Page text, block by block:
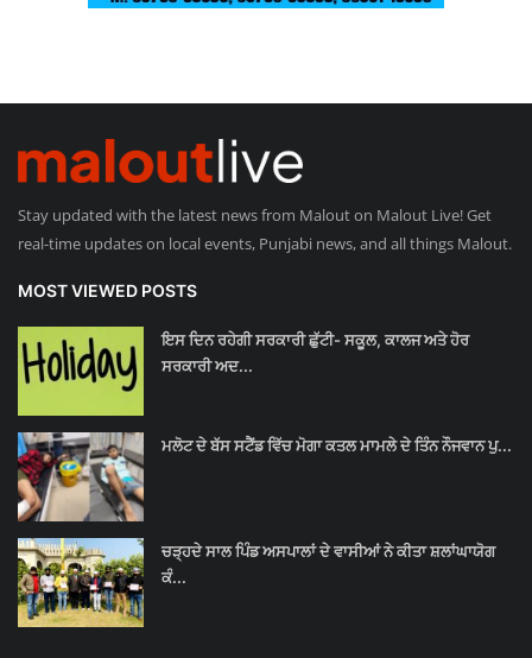
Stay updated with the latest news from Malout on Malout Live! Get
real-time updates on local events, Punjabi news, and all things Malout.
MOST VIEWED POSTS
ਇਸ ਦਿਨ ਰਹੇਗੀ ਸਰਕਾਰੀ ਛੁੱਟੀ- ਸਕੂਲ, ਕਾਲਜ ਅਤੇ ਹੋਰ
ਸਰਕਾਰੀ ਅਦ...
ਮਲੋਟ ਦੇ ਬੱਸ ਸਟੈਂਡ ਵਿੱਚ ਮੋਗਾ ਕਤਲ ਮਾਮਲੇ ਦੇ ਤਿੰਨ ਨੌਜਵਾਨ ਪੁ...
ਚੜ੍ਹਦੇ ਸਾਲ ਪਿੰਡ ਅਸਪਾਲਾਂ ਦੇ ਵਾਸੀਆਂ ਨੇ ਕੀਤਾ ਸ਼ਲਾਂਘਾਯੋਗ
ਕੰ...